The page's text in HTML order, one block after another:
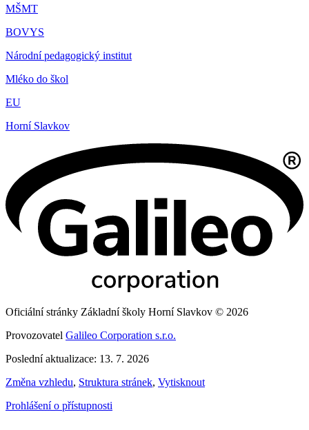
MŠMT
BOVYS
Národní pedagogický institut
Mléko do škol
EU
Horní Slavkov
Oficiální stránky Základní školy Horní Slavkov © 2026
Provozovatel Galileo Corporation s.r.o.
Poslední aktualizace: 13. 7. 2026
Změna vzhledu, Struktura stránek, Vytisknout
Prohlášení o přístupnosti